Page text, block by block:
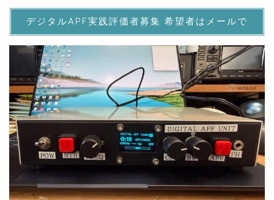
デジタルAPF実践評価者募集 希望者はメールで